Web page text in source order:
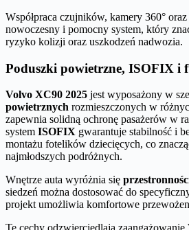
Współpraca czujników, kamery 360°
nowoczesny i pomocny system, który
ryzyko kolizji oraz uszkodzeń nadwozia.
Poduszki powietrzne, ISOFIX i
Volvo XC90 2025 jest wyposażony w
powietrznych rozmieszczonych w
zapewnia solidną ochronę pasażerów w
system ISOFIX gwarantuje stabilność i
montażu fotelików dziecięcych, co
najmłodszych podróżnych.
Wnętrze auta wyróżnia się
siedzeń można dostosować do
projekt umożliwia komfortowe